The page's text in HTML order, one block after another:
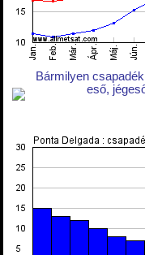
Bármilyen
eső,